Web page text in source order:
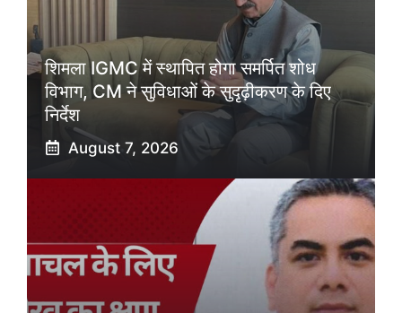
शिमला IGMC में स्थापित होगा समर्पित शोध
विभाग, CM ने सुविधाओं के सुदृढ़ीकरण के दिए
निर्देश
August 7, 2026